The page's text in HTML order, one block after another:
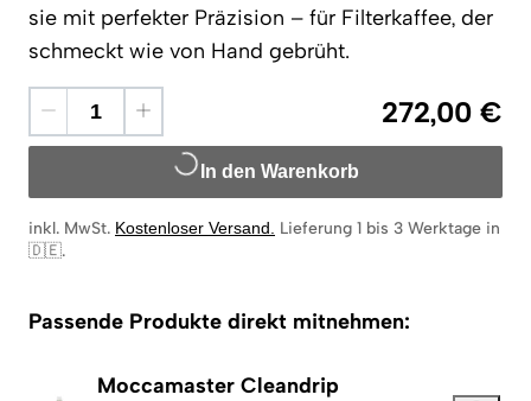
sie mit perfekter Präzision – für Filterkaffee, der
schmeckt wie von Hand gebrüht.
272,00 €
In den Warenkorb
inkl. MwSt. Kostenloser Versand. Lieferung 1 bis 3 Werktage in
🇩🇪.
Passende Produkte direkt mitnehmen:
Moccamaster Cleandrip